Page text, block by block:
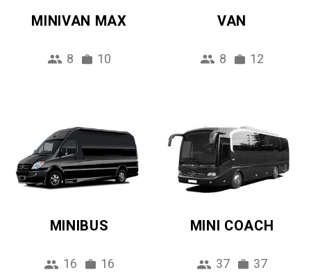
MINIVAN MAX
8 10
VAN
8 12
MINIBUS
16 16
MINI COACH
37 37